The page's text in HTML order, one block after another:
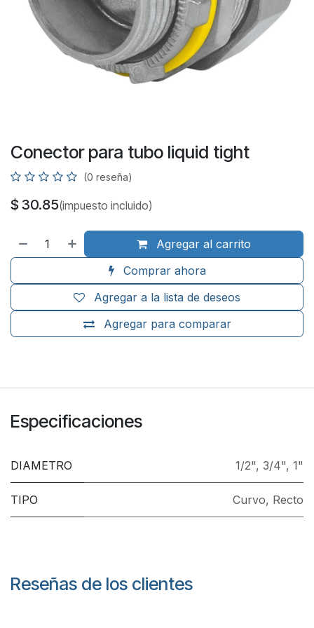
Conector para tubo liquid tight
(0 reseña)
$ 30.85(impuesto incluido)
Agregar al carrito
Comprar ahora
Agregar para comparar
Agregar a la lista de deseos
Especificaciones
DIAMETRO 1/2", 3/4", 1"
TIPO Curvo, Recto
Reseñas de los clientes